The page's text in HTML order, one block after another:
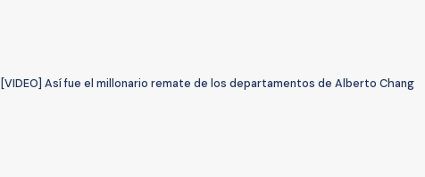
[VIDEO] Así fue el millonario remate de los departamentos de Alberto Chang